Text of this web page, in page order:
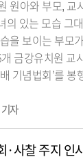
원아와 부모, 교
의 있는 모습 그
을 보이는 부모
금강유치원 교
기념법회’를
자
·사찰 주지 인